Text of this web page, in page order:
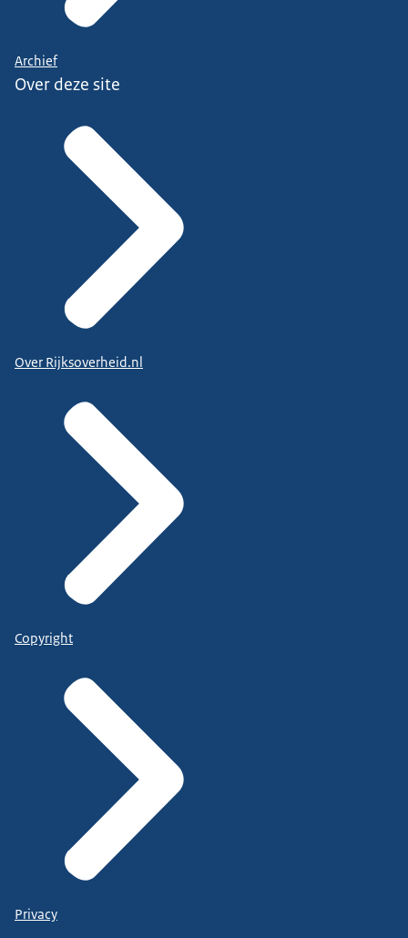
Archief
Over deze site
Over Rijksoverheid.nl
Copyright
Privacy